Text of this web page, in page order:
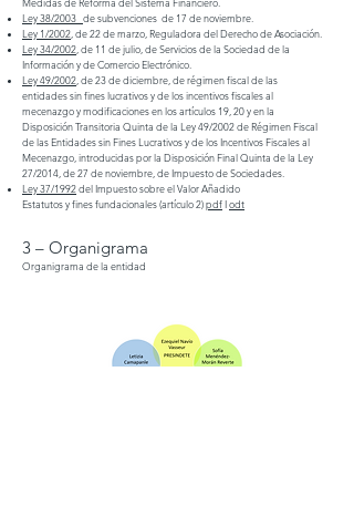
Ley 38/2003 de subvenciones de 17 de noviembre.
Ley 1/2002 , de 22 de marzo, Reguladora del Derecho de Asociación.
Ley 34/2002 , de 11 de julio, de Servicios de la Sociedad de la
Información y de Comercio Electrónico.
Ley 49/2002 , de 23 de diciembre, de régimen fiscal de las
entidades sin fines lucrativos y de los incentivos fiscales al
mecenazgo y modificaciones en los artículos 19, 20 y en la
Disposición Transitoria Quinta de la Ley 49/2002 de Régimen Fiscal
de las Entidades sin Fines Lucrativos y de los Incentivos Fiscales al
Mecenazgo, introducidas por la Disposición Final Quinta de la Ley
27/2014, de 27 de noviembre, de Impuesto de Sociedades.
Ley 37/1992del Impuesto sobre el Valor Añadido
Estatutos y fines fundacionales (artículo 2)pdfIodt
3 – Organigrama
Organigrama de la entidad